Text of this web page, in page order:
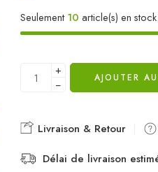
Seulement 10 article(s) en stock.
+
−
AJOUTER
Livraison & Retour
Délai de livraison